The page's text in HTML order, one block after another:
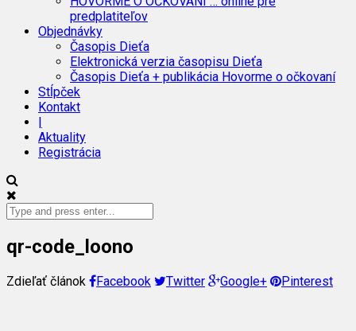
predplatiteľov
Objednávky
Časopis Dieťa
Elektronická verzia časopisu Dieťa
Časopis Dieťa + publikácia Hovorme o očkovaní
Stĺpček
Kontakt
|
Aktuality
Registrácia
qr-code_loono
Zdieľať článok Facebook Twitter Google+ Pinterest